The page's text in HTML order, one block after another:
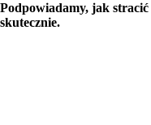
Podpowiadamy, jak
skutecznie.